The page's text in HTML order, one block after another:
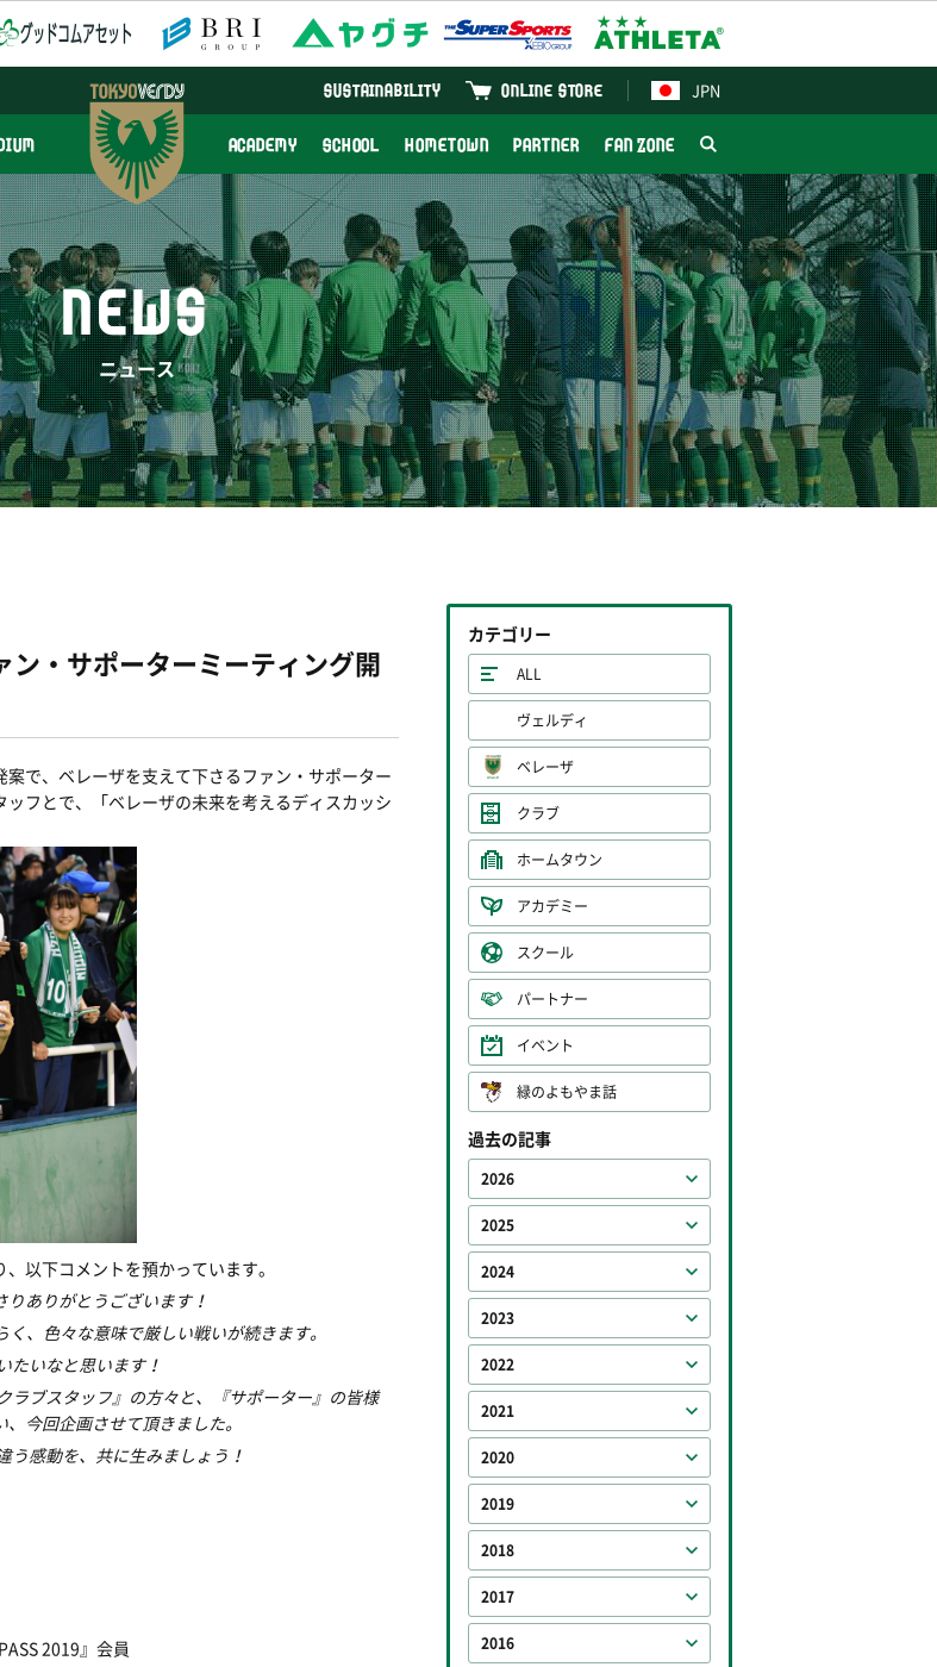
JPN
ONLINE STORE
SUSTAINABILITY
ACADEMY SCHOOL HOMETOWN PARTNER FAN ZONE
NEWS
ニュース
・サポーターミーティング開
で、ベレーザを支えて下さるファン・サポーター
フとで、「ベレーザの未来を考えるディスカッシ
以下コメントを預かっています。
りありがとうございます！
く、色々な意味で厳しい戦いが続きます。
たいなと思います！
ラブスタッフ』の方々と、『サポーター』の皆様
今回企画させて頂きました。
う感動を、共に生みましょう！
2019』会員
カテゴリー
ALL
ヴェルディ
ベレーザ
クラブ
ホームタウン
アカデミー
スクール
パートナー
イベント
緑のよもやま話
過去の記事
2026
2025
2024
2023
2022
2021
2020
2019
2018
2017
2016